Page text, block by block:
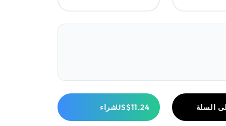
السلة شراءUS$11.24